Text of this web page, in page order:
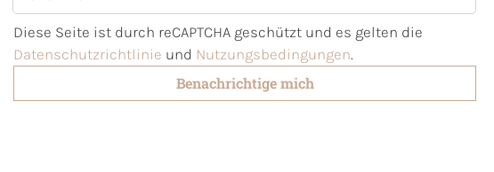
Diese Seite ist durch reCAPTCHA geschützt und es gelten die
Datenschutzrichtlinie und Nutzungsbedingungen.
Benachrichtige mich